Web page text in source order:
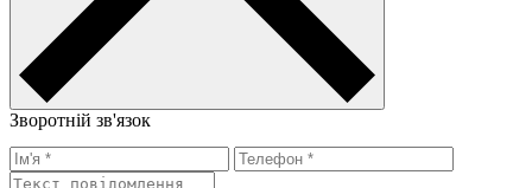
Зворотній зв'язок